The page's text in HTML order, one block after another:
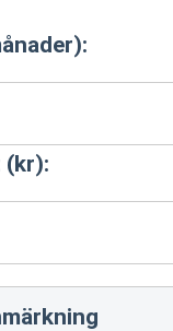
(kr):